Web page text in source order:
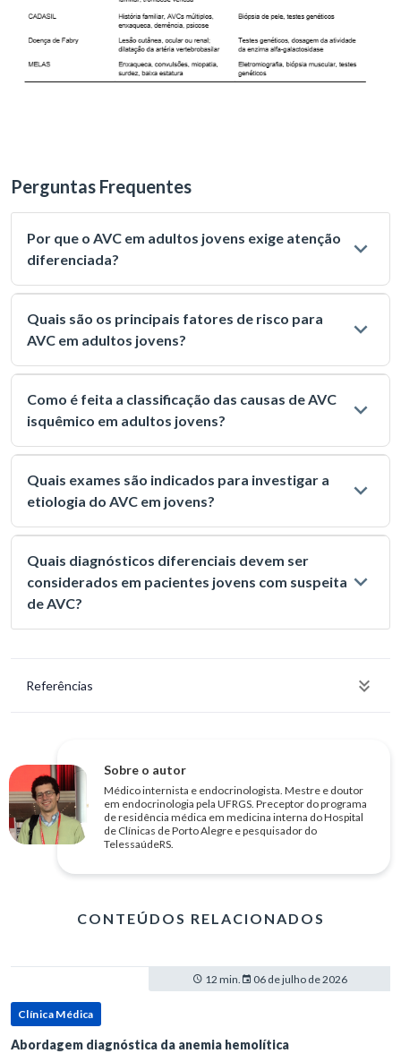
Perguntas Frequentes
Por que o AVC em adultos jovens exige atenção
diferenciada?
Quais são os principais fatores de risco para
AVC em adultos jovens?
Como é feita a classificação das causas de AVC
isquêmico em adultos jovens?
Quais exames são indicados para investigar a
etiologia do AVC em jovens?
Quais diagnósticos diferenciais devem ser
considerados em pacientes jovens com suspeita
de AVC?
Referências
Sobre o autor
Médico internista e endocrinologista. Mestre e doutor
em endocrinologia pela UFRGS. Preceptor do programa
de residência médica em medicina interna do Hospital
de Clínicas de Porto Alegre e pesquisador do
TelessaúdeRS.
CONTEÚDOS RELACIONADOS
12 min. 06 de julho de 2026
Clínica Médica
Abordagem diagnóstica da anemia hemolítica